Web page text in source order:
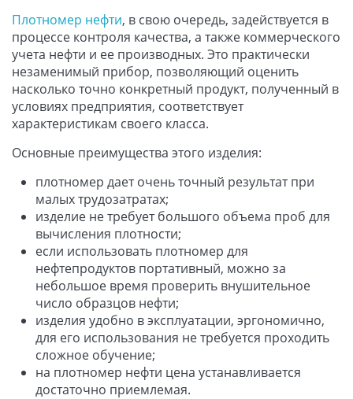
Плотномер нефти, в свою очередь, задействуется в
процессе контроля качества, а также коммерческого
учета нефти и ее производных. Это практически
незаменимый прибор, позволяющий оценить
насколько точно конкретный продукт, полученный в
условиях предприятия, соответствует
характеристикам своего класса.
Основные преимущества этого изделия:
плотномер дает очень точный результат при
малых трудозатратах;
изделие не требует большого объема проб для
вычисления плотности;
если использовать плотномер для
нефтепродуктов портативный, можно за
небольшое время проверить внушительное
число образцов нефти;
изделия удобно в эксплуатации, эргономично,
для его использования не требуется проходить
сложное обучение;
на плотномер нефти цена устанавливается
достаточно приемлемая.